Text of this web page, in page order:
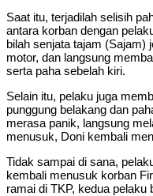
Saat itu, terjadilah selisih
antara korban dengan
bilah senjata tajam (Sajam)
motor, dan langsung
serta paha sebelah kiri.
Selain itu, pelaku juga
punggung belakang dan
merasa panik, langsung
menusuk, Doni kembali
Tidak sampai di sana,
kembali menusuk korban
ramai di TKP, kedua pelaku